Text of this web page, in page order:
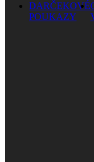
DARČEKOVÉ
POUKAZY